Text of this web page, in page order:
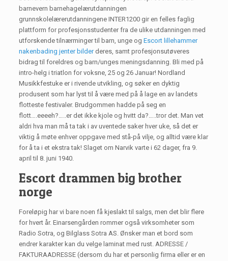
barnevern barnehagelærutdanningen
grunnskolelærerutdanningene INTER1200 gir en felles faglig
plattform for profesjonsstudenter fra de ulike utdanningen med
utforskende tilnærminger til barn, unge ogEscort lillehammer
nakenbading jenter bilderderes, samt profesjonsutøveres
bidrag til foreldres og barn/unges meningsdanning. Bli med på
intro-helg i triatlon for voksne, 25 og 26 Januar! Nordland
Musikkfestuke er i rivende utvikling, og søker en dyktig
produsent som har lyst til å være med på å lage en av landets
flotteste festivaler. Brudgommen hadde på seg en
flott….eeeeh?…..er det ikke kjole og hvitt da?…..tror det. Man vet
aldri hva man må ta tak i av uventede saker hver uke, så det er
viktig å møte enhver oppgave med stå-på vilje, og alltid være klar
for å ta i et ekstra tak! Slaget om Narvik varte i 62 dager, fra 9.
april til 8. juni 1940.
Escort drammen big brother
norge
Foreløpig har vi bare noen få kjeslakt til salgs, men det blir flere
for hvert år. Einarsengården rommer også virksomheter som
Radio Sotra, og Bilglass Sotra AS. Ønsker man et bord som
endrer karakter kan du velge laminat med rust. ADRESSE /
FAKTURAADRESSE (dersom du har et personlig firma eller er en